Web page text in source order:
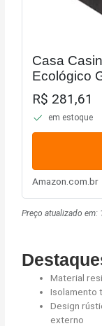
Casa
Ecológico
R$ 281,61
em estoque
Amazon.com.br
Preço atualizado em:
Material
Isolamento
Design
externo